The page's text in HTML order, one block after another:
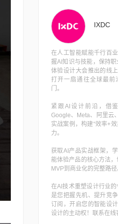
IXDC
在人工智能赋能千行百
握AI知识与技能，保持
体验设计大会推出的线
打开一扇通往全球最前
门。
紧跟AI设计前沿，借
Google、Meta、阿里云
实战案例，构建“效率+
力。
获取AI产品实战框架，
能体验产品的核心方法
MVP到商业化的完整路径
在AI技术重塑设计行业
是您把握先机、提升竞
订阅，开启您的智能设
设计的主动权！联系在